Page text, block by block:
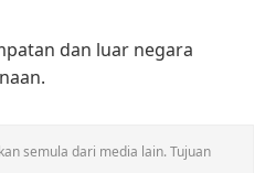
dan luar negara
semula dari media lain. Tujuan